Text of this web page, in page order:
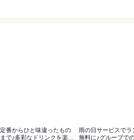
定番からひと味違ったもの
まで♪多彩なドリンクを楽し
雨の日サービスでラ
無料に♪グループで